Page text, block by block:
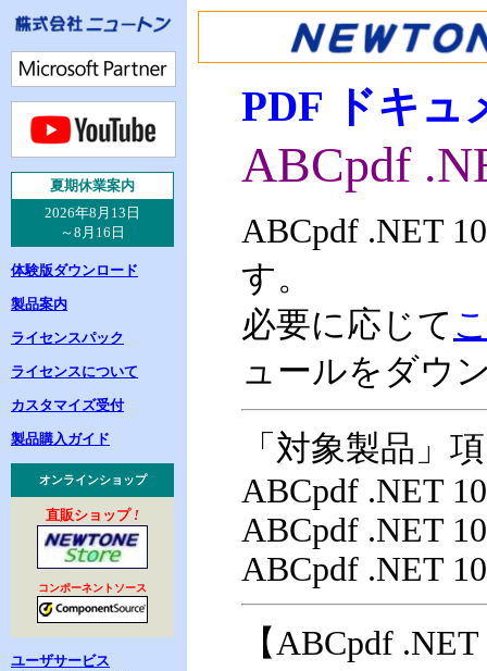
夏期休業案内
2026年8月13日
～8月16日
体験版ダウンロード
製品案内
ライセンスパック
ライセンスについて
カスタマイズ受付
製品購入ガイド
オンラインショップ
直販ショップ!
コンポーネントソース
ユーザサービス
PDF ドキュ
ABCpdf
ABCpdf .NET
す。
必要に応じて
ュールをダウ
「対象製品」
ABCpdf .NET
ABCpdf .NET
ABCpdf .NET
【ABCpdf